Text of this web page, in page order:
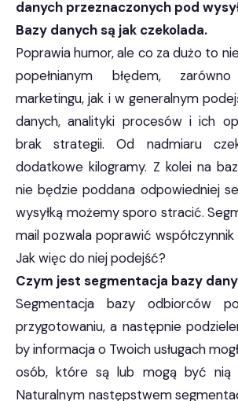
danych przeznaczonych pod
Bazy danych są jak czekolada.
Poprawia humor, ale co za dużo to
popełnianym błędem,
marketingu, jak i w generalnym
danych, analityki procesów i ich
brak strategii. Od nadmiaru
dodatkowe kilogramy. Z kolei na
nie będzie poddana odpowiedniej
wysyłką możemy sporo stracić.
mail pozwala poprawić
Jak więc do niej podejść?
Czym jest segmentacja bazy
Segmentacja bazy odbiorców
przygotowaniu, a następnie
by informacja o Twoich usługach
osób, które są lub mogą być nią
Naturalnym następstwem